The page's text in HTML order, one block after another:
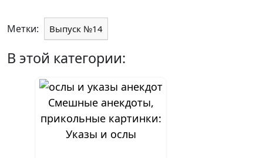
Метки: Выпуск №14
В этой категории:
Смешные анекдоты,
прикольные картинки:
Указы и ослы